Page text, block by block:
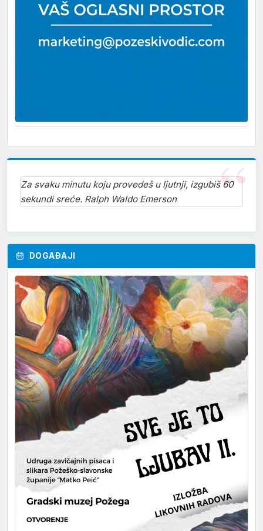
Za svaku minutu koju provedeš u ljutnji, izgubiš 60
sekundi sreće. Ralph Waldo Emerson
DOGAĐAJI